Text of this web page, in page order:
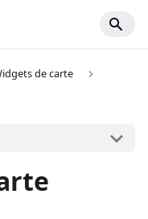
de carte